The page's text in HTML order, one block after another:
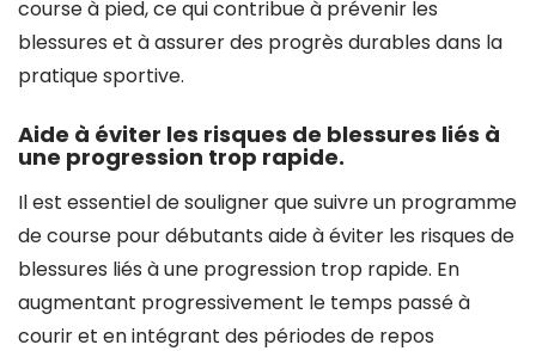
course à pied, ce qui contribue à prévenir les
blessures et à assurer des progrès durables dans la
pratique sportive.
Aide à éviter les risques de blessures liés à
une progression trop rapide.
Il est essentiel de souligner que suivre un programme
de course pour débutants aide à éviter les risques de
blessures liés à une progression trop rapide. En
augmentant progressivement le temps passé à
courir et en intégrant des périodes de repos